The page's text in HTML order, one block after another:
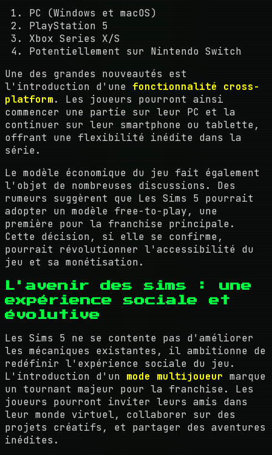
PC (Windows et macOS)
PlayStation 5
Xbox Series X/S
Potentiellement sur Nintendo Switch
Une des grandes nouveautés est
l'introduction d'une fonctionnalité cross-
platform. Les joueurs pourront ainsi
commencer une partie sur leur PC et la
continuer sur leur smartphone ou tablette,
offrant une flexibilité inédite dans la
série.
Le modèle économique du jeu fait également
l'objet de nombreuses discussions. Des
rumeurs suggèrent que Les Sims 5 pourrait
adopter un modèle free-to-play, une
première pour la franchise principale.
Cette décision, si elle se confirme,
pourrait révolutionner l'accessibilité du
jeu et sa monétisation.
L'avenir des sims : une
expérience sociale et
évolutive
Les Sims 5 ne se contente pas d'améliorer
les mécaniques existantes, il ambitionne de
redéfinir l'expérience sociale du jeu.
L'introduction d'un mode multijoueur marque
un tournant majeur pour la franchise. Les
joueurs pourront inviter leurs amis dans
leur monde virtuel, collaborer sur des
projets créatifs, et partager des aventures
inédites.